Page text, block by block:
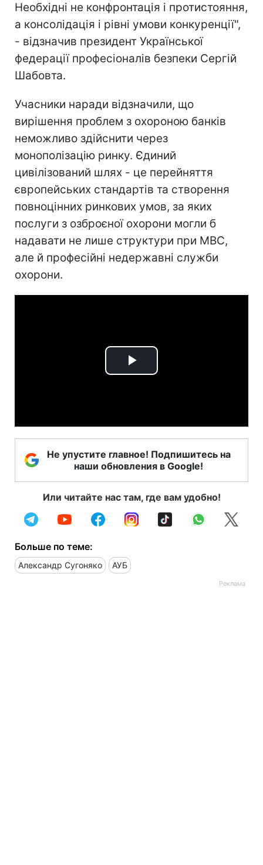
Необхідні не конфронтація і протистояння,
а консолідація і рівні умови конкуренції",
- відзначив президент Української
федерації професіоналів безпеки Сергій
Шабовта.
Учасники наради відзначили, що
вирішення проблем з охороною банків
неможливо здійснити через
монополізацію ринку. Єдиний
цивілізований шлях - це перейняття
європейських стандартів та створення
повноцінних ринкових умов, за яких
послуги з озброєної охорони могли б
надавати не лише структури при МВС,
але й професійні недержавні служби
охорони.
Play
Не упустите главное! Подпишитесь на
наши обновления в Google!
Или читайте нас там, где вам удобно!
Больше по теме:
Александр Сугоняко АУБ